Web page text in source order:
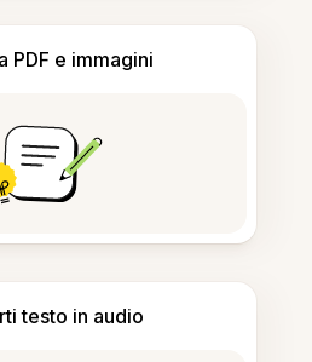
PDF e immagini
testo in audio